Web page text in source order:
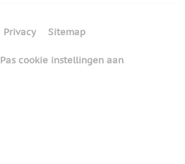
Privacy Sitemap
Pas cookie instellingen aan